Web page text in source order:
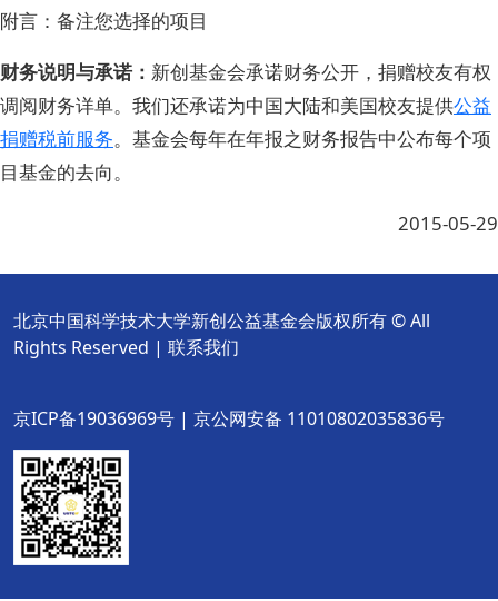
附言：备注您选择的项目
财务说明与承诺： 新创基金会承诺财务公开，捐赠校友有权
调阅财务详单。我们还承诺为中国大陆和美国校友提供公益
捐赠税前服务。基金会每年在年报之财务报告中公布每个项
目基金的去向。
2015-05-29
北京中国科学技术大学新创公益基金会版权所有 © All
Rights Reserved | 联系我们
京ICP备19036969号 | 京公网安备 11010802035836号